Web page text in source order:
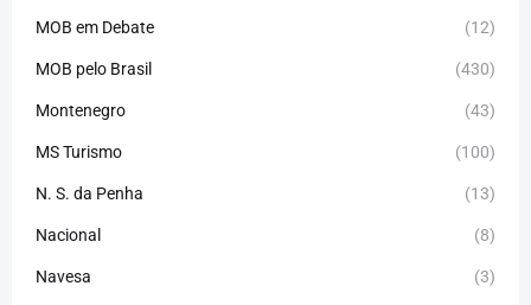
MOB em Debate (12)
MOB pelo Brasil (430)
Montenegro (43)
MS Turismo (100)
N. S. da Penha (13)
Nacional (8)
Navesa (3)